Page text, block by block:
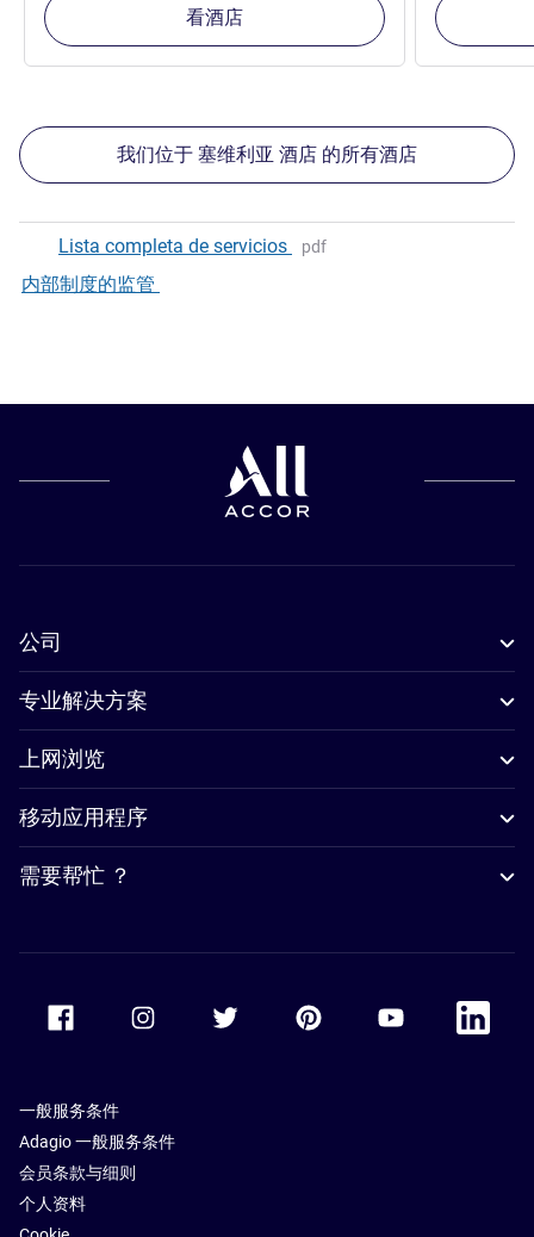
看酒店
我们位于 塞维利亚 酒店 的所有酒店
Lista completa de servicios pdf
内部制度的监管
公司
专业解决方案
上网浏览
移动应用程序
需要帮忙 ？
Accor Youtube
Accor
一般服务条件
Adagio 一般服务条件
会员条款与细则
个人资料